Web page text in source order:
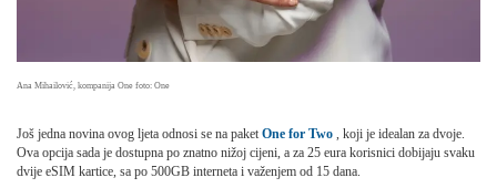
Ana Mihailović, kompanija One foto: One
Još jedna novina ovog ljeta odnosi se na paket One for Two , koji je idealan za dvoje.
Ova opcija sada je dostupna po znatno nižoj cijeni, a za 25 eura korisnici dobijaju svaku
dvije eSIM kartice, sa po 500GB interneta i važenjem od 15 dana.